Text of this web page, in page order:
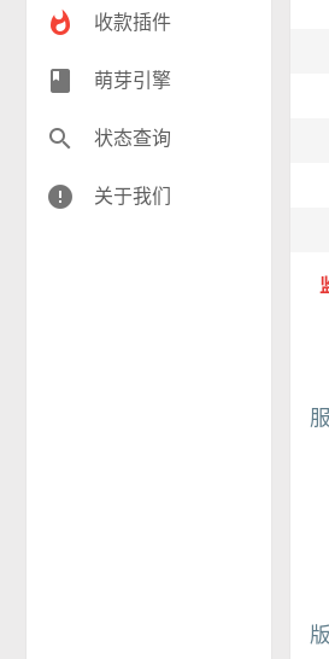
whatshot 收款插件
class 萌芽引擎
search 状态查询
error 关于我们